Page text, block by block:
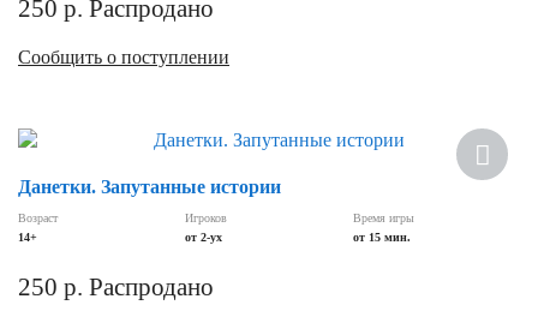
250 р. Распродано
Сообщить о поступлении
Данетки. Запутанные истории
Возраст
14+
Игроков
от 2-ух
Время игры
от 15 мин.
250 р. Распродано